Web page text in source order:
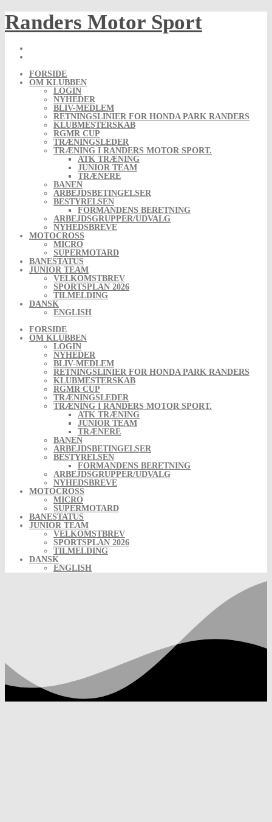
Skip
to
content
Randers Motor Sport
FORSIDE
OM KLUBBEN
LOGIN
NYHEDER
BLIV-MEDLEM
RETNINGSLINIER FOR HONDA PARK RANDERS
KLUBMESTERSKAB
RGMR CUP
TRÆNINGSLEDER
TRÆNING I RANDERS MOTOR SPORT.
ATK TRÆNING
JUNIOR TEAM
TRÆNERE
BANEN
ARBEJDSBETINGELSER
BESTYRELSEN
FORMANDENS BERETNING
ARBEJDSGRUPPER/UDVALG
NYHEDSBREVE
MOTOCROSS
MICRO
SUPERMOTARD
BANESTATUS
JUNIOR TEAM
VELKOMSTBREV
SPORTSPLAN 2026
TILMELDING
DANSK
ENGLISH
FORSIDE
OM KLUBBEN
LOGIN
NYHEDER
BLIV-MEDLEM
RETNINGSLINIER FOR HONDA PARK RANDERS
KLUBMESTERSKAB
RGMR CUP
TRÆNINGSLEDER
TRÆNING I RANDERS MOTOR SPORT.
ATK TRÆNING
JUNIOR TEAM
TRÆNERE
BANEN
ARBEJDSBETINGELSER
BESTYRELSEN
FORMANDENS BERETNING
ARBEJDSGRUPPER/UDVALG
NYHEDSBREVE
MOTOCROSS
MICRO
SUPERMOTARD
BANESTATUS
JUNIOR TEAM
VELKOMSTBREV
SPORTSPLAN 2026
TILMELDING
DANSK
ENGLISH